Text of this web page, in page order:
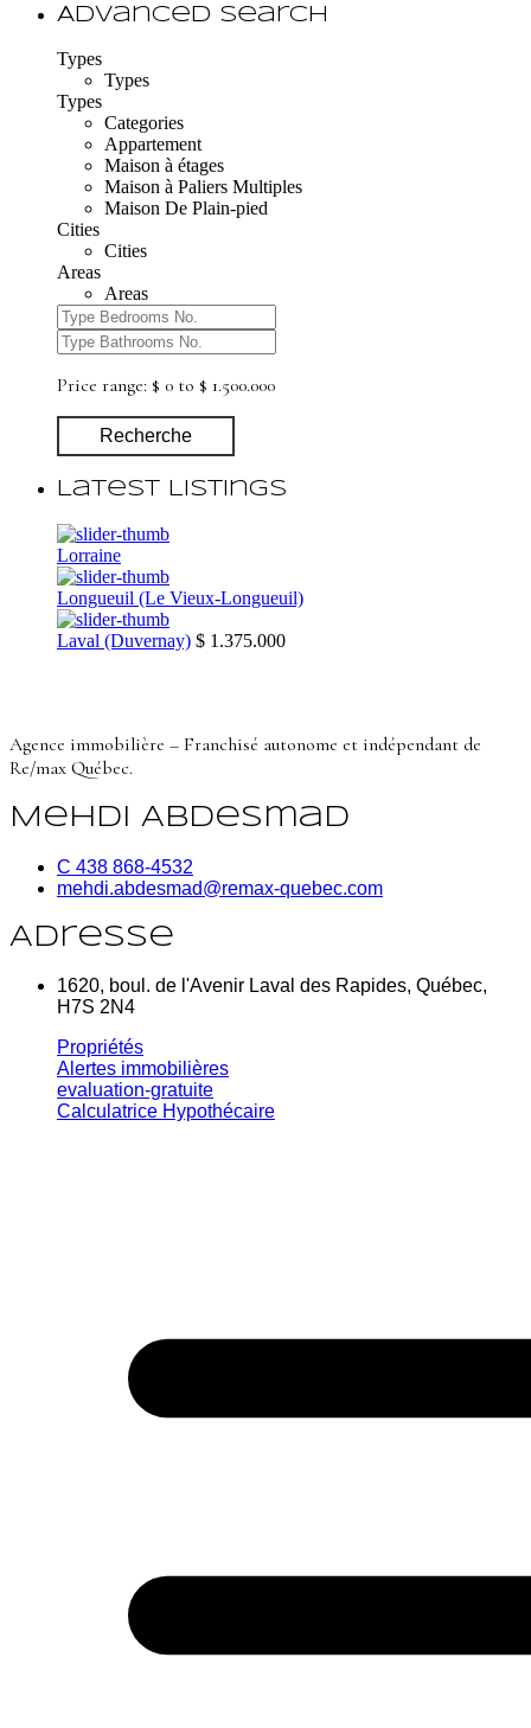
Advanced Search
Types
Types
Types
Categories
Appartement
Maison à étages
Maison à Paliers Multiples
Maison De Plain-pied
Cities
Cities
Areas
Areas
Price range: $ 0 to $ 1.500.000
Recherche
Latest Listings
Lorraine
Longueuil (Le Vieux-Longueuil)
Laval (Duvernay) $ 1.375.000
Agence immobilière – Franchisé autonome et indépendant de
Re/max Québec.
Mehdi Abdesmad
C 438 868-4532
mehdi.abdesmad@remax-quebec.com
Adresse
1620, boul. de l'Avenir Laval des Rapides, Québec,
H7S 2N4
Propriétés
Alertes immobilières
evaluation-gratuite
Calculatrice Hypothécaire